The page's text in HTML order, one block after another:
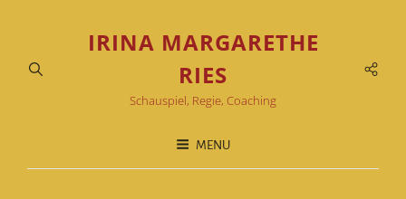
IRINA MARGARETHE
RIES
Schauspiel, Regie, Coaching
MENU